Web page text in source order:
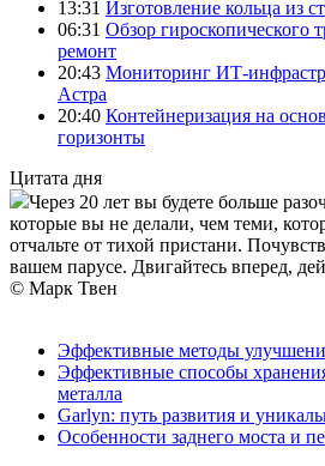
13:31 Изготовление кольца из
06:31 Обзор гироскопического
ремонт
20:43 Мониторинг ИТ-
Астра
20:40 Контейнеризация на
горизонты
Цитата дня
Через 20 лет вы будете больше
которые вы не делали, чем теми,
отчальте от тихой пристани.
вашем парусе. Двигайтесь вперед,
© Марк Твен
Эффективные методы
Эффективные способы
металла
Garlyn: путь развития и
Особенности заднего моста и